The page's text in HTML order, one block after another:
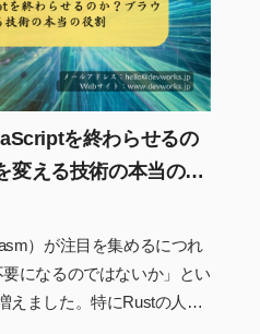
を終わらせるの
変える技術の本当の役
）が注目を集めるにつれ
になるのではないか」とい
えました。特にRustの人気